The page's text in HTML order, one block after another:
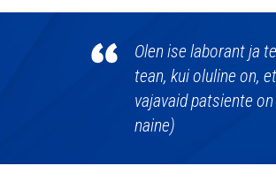
Põhja-
Eesti
Regionaalhaigla
Verekeskus
Olen ise laborant ja
tean, kui oluline on,
vajavaid patsiente
naine)